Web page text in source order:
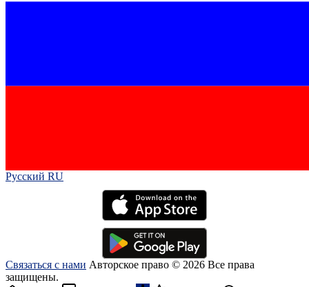
Русский RU‎
Связаться с нами Авторское право © 2026 Все права
защищены.